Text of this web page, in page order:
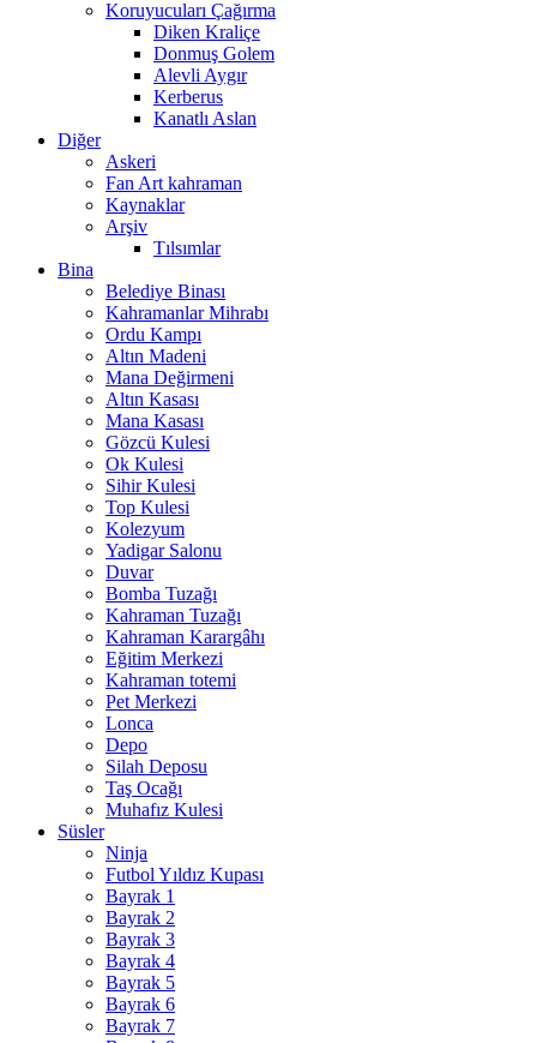
Koruyucuları Çağırma
Diken Kraliçe
Donmuş Golem
Alevli Aygır
Kerberus
Kanatlı Aslan
Diğer
Askeri
Fan Art kahraman
Kaynaklar
Arşiv
Tılsımlar
Bina
Belediye Binası
Kahramanlar Mihrabı
Ordu Kampı
Altın Madeni
Mana Değirmeni
Altın Kasası
Mana Kasası
Gözcü Kulesi
Ok Kulesi
Sihir Kulesi
Top Kulesi
Kolezyum
Yadigar Salonu
Duvar
Bomba Tuzağı
Kahraman Tuzağı
Kahraman Karargâhı
Eğitim Merkezi
Kahraman totemi
Pet Merkezi
Lonca
Depo
Silah Deposu
Taş Ocağı
Muhafız Kulesi
Süsler
Ninja
Futbol Yıldız Kupası
Bayrak 1
Bayrak 2
Bayrak 3
Bayrak 4
Bayrak 5
Bayrak 6
Bayrak 7